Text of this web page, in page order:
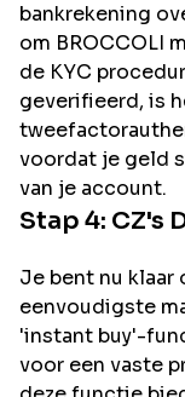
bankrekening
om BROCCOLI
de KYC
geverifieerd, is
voordat je geld
van je account.
Stap 4: CZ's
Je bent nu klaar
eenvoudigste
'instant buy'-
voor een vaste